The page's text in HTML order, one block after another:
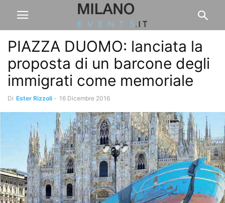
PIAZZA DUOMO: lanciata la
proposta di un barcone degli
immigrati come memoriale
Di Ester Rizzoli - 16 Dicembre 2016